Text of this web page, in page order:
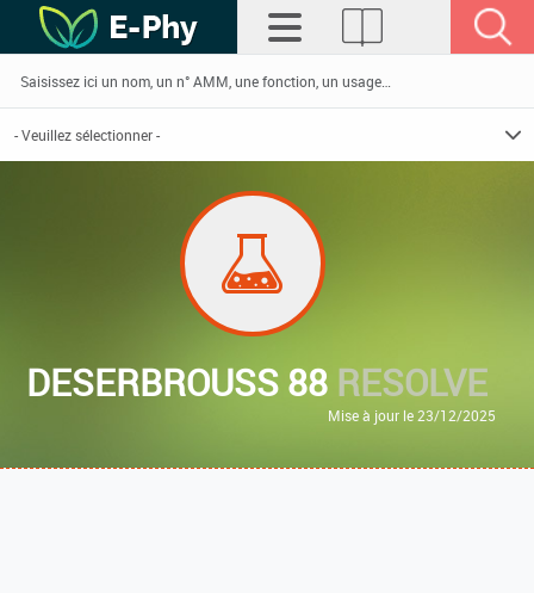
DESERBROUSS 88 RESOLVE
Mise à jour le 23/12/2025